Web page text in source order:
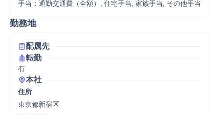
手当：通勤交通費（全額）, 住宅手当, 家族手当, その他手当
勤務地
配属先
転勤
有
本社
住所
東京都新宿区